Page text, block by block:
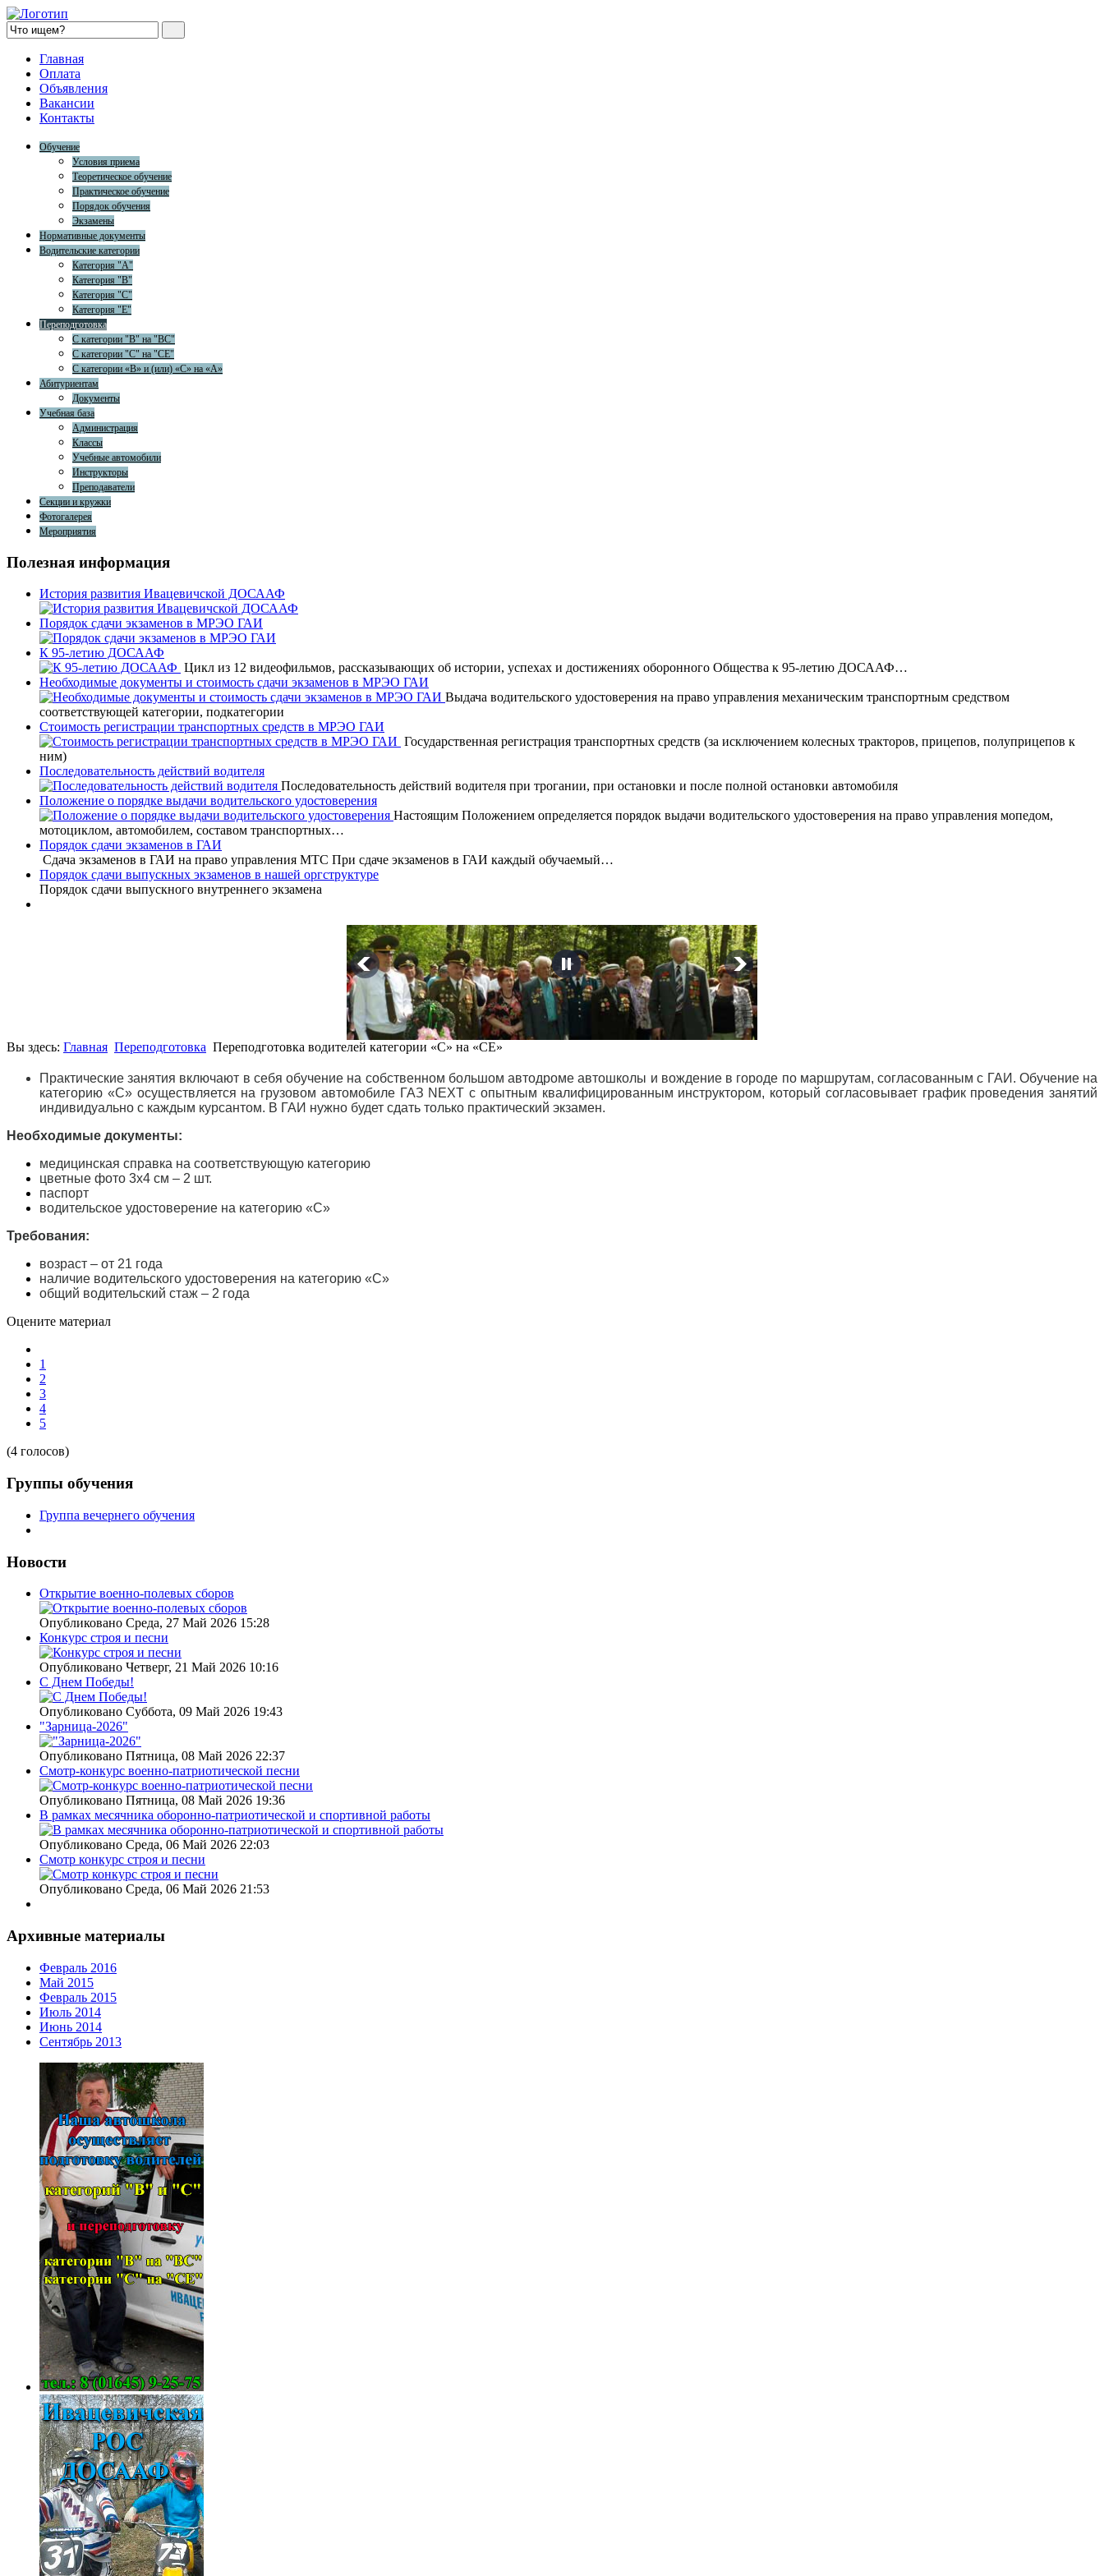
Главная
Оплата
Объявления
Вакансии
Контакты
Обучение
Условия приема
Теоретическое обучение
Практическое обучение
Порядок обучения
Экзамены
Нормативные документы
Водительские категории
Категория "A"
Категория "B"
Категория "C"
Категория "E"
Переподготовка
С категории "B" на "BC"
С категории "C" на "CE"
С категории «В» и (или) «С» на «А»
Абитуриентам
Документы
Учебная база
Администрация
Классы
Учебные автомобили
Инструкторы
Преподаватели
Секции и кружки
Фотогалерея
Мероприятия
Полезная информация
История развития Ивацевичской ДОСААФ
Порядок сдачи экзаменов в МРЭО ГАИ
К 95-летию ДОСААФ
Цикл из 12 видеофильмов, рассказывающих об истории, успехах и достижениях оборонного Общества к 95-летию ДОСААФ…
Необходимые документы и стоимость сдачи экзаменов в МРЭО ГАИ
Выдача водительского удостоверения на право управления механическим транспортным средством
соответствующей категории, подкатегории
Стоимость регистрации транспортных средств в МРЭО ГАИ
Государственная регистрация транспортных средств (за исключением колесных тракторов, прицепов, полуприцепов к
ним)
Последовательность действий водителя
Последовательность действий водителя при трогании, при остановки и после полной остановки автомобиля
Положение о порядке выдачи водительского удостоверения
Настоящим Положением определяется порядок выдачи водительского удостоверения на право управления мопедом,
мотоциклом, автомобилем, составом транспортных…
Порядок сдачи экзаменов в ГАИ
Сдача экзаменов в ГАИ на право управления МТС При сдаче экзаменов в ГАИ каждый обучаемый…
Порядок сдачи выпускных экзаменов в нашей оргструктуре
Порядок сдачи выпускного внутреннего экзамена
Вы здесь: Главная Переподготовка Переподготовка водителей категории «С» на «СЕ»
Практические занятия включают в себя обучение на собственном большом автодроме автошколы и вождение в городе по маршрутам, согласованным с ГАИ. Обучение на
категорию «С» осуществляется на грузовом автомобиле ГАЗ NEXT с опытным квалифицированным инструктором, который согласовывает график проведения занятий
индивидуально с каждым курсантом. В ГАИ нужно будет сдать только практический экзамен.
Необходимые документы:
медицинская справка на соответствующую категорию
цветные фото 3х4 см – 2 шт.
паспорт
водительское удостоверение на категорию «С»
Требования:
возраст – от 21 года
наличие водительского удостоверения на категорию «С»
общий водительский стаж – 2 года
Оцените материал
1
2
3
4
5
(4 голосов)
Группы обучения
Группа вечернего обучения
Новости
Открытие военно-полевых сборов
Опубликовано Среда, 27 Май 2026 15:28
Конкурс строя и песни
Опубликовано Четверг, 21 Май 2026 10:16
С Днем Победы!
Опубликовано Суббота, 09 Май 2026 19:43
"Зарница-2026"
Опубликовано Пятница, 08 Май 2026 22:37
Смотр-конкурс военно-патриотической песни
Опубликовано Пятница, 08 Май 2026 19:36
В рамках месячника оборонно-патриотической и спортивной работы
Опубликовано Среда, 06 Май 2026 22:03
Смотр конкурс строя и песни
Опубликовано Среда, 06 Май 2026 21:53
Архивные материалы
Февраль 2016
Май 2015
Февраль 2015
Июль 2014
Июнь 2014
Сентябрь 2013